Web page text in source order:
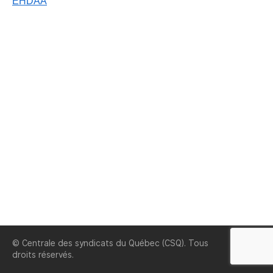
© Centrale des syndicats du Québec (CSQ). Tous
droits réservés.